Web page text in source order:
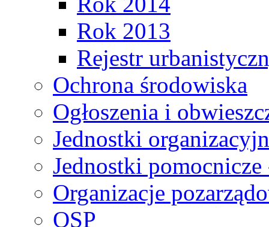
Rok 2013
Rejestr
Ochrona środowiska
Ogłoszenia i
Jednostki
Jednostki pomocnicze
Organizacje
OSP